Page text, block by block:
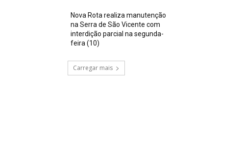
Nova Rota realiza manutenção
na Serra de São Vicente com
interdição parcial na segunda-
feira (10)
Carregar mais